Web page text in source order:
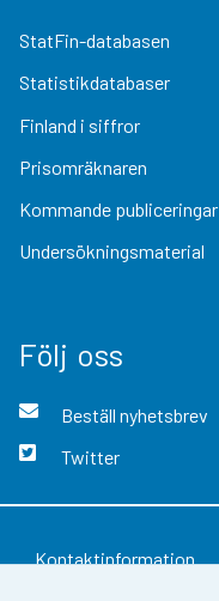
StatFin-databasen
Statistikdatabaser
Finland i siffror
Prisomräknaren
Kommande publiceringar
Undersökningsmaterial
Följ oss
Beställ nyhetsbrev
Twitter
Kontaktinformation